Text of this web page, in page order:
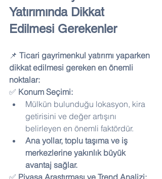
Yatırımında Dikkat
Edilmesi Gerekenler
📌 Ticari gayrimenkul yatırımı yaparken
dikkat edilmesi gereken en önemli
noktalar:
✅ Konum Seçimi:
Mülkün bulunduğu lokasyon, kira
getirisini ve değer artışını
belirleyen en önemli faktördür.
Ana yollar, toplu taşıma ve iş
merkezlerine yakınlık büyük
avantaj sağlar.